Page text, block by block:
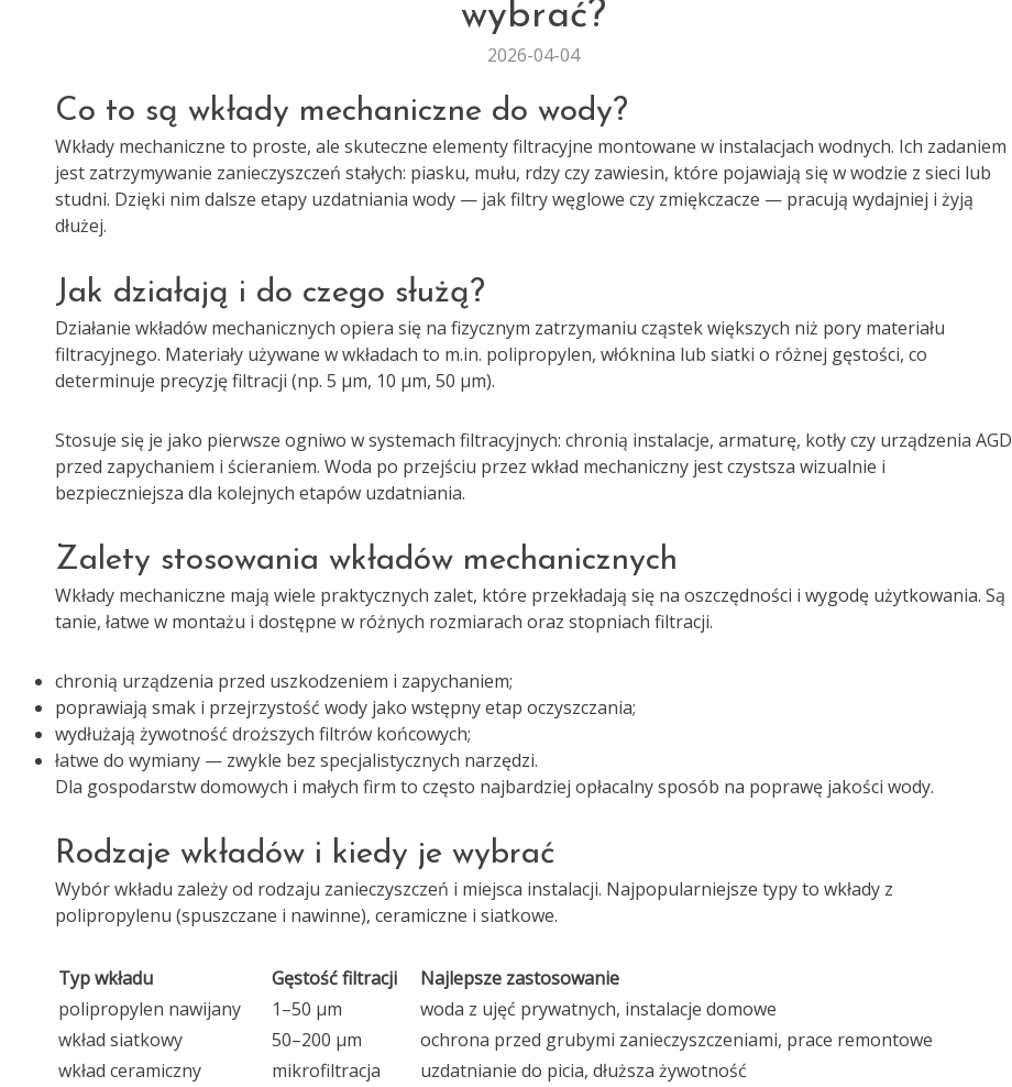
wybrać?
2026-04-04
Co to są wkłady mechaniczne do wody?
Wkłady mechaniczne to proste, ale skuteczne elementy filtracyjne montowane w instalacjach wodnych. Ich zadaniem
jest zatrzymywanie zanieczyszczeń stałych: piasku, mułu, rdzy czy zawiesin, które pojawiają się w wodzie z sieci lub
studni. Dzięki nim dalsze etapy uzdatniania wody — jak filtry węglowe czy zmiękczacze — pracują wydajniej i żyją
dłużej.
Jak działają i do czego służą?
Działanie wkładów mechanicznych opiera się na fizycznym zatrzymaniu cząstek większych niż pory materiału
filtracyjnego. Materiały używane w wkładach to m.in. polipropylen, włóknina lub siatki o różnej gęstości, co
determinuje precyzję filtracji (np. 5 µm, 10 µm, 50 µm).
Stosuje się je jako pierwsze ogniwo w systemach filtracyjnych: chronią instalacje, armaturę, kotły czy urządzenia AGD
przed zapychaniem i ścieraniem. Woda po przejściu przez wkład mechaniczny jest czystsza wizualnie i
bezpieczniejsza dla kolejnych etapów uzdatniania.
Zalety stosowania wkładów mechanicznych
Wkłady mechaniczne mają wiele praktycznych zalet, które przekładają się na oszczędności i wygodę użytkowania. Są
tanie, łatwe w montażu i dostępne w różnych rozmiarach oraz stopniach filtracji.
chronią urządzenia przed uszkodzeniem i zapychaniem;
poprawiają smak i przejrzystość wody jako wstępny etap oczyszczania;
wydłużają żywotność droższych filtrów końcowych;
łatwe do wymiany — zwykle bez specjalistycznych narzędzi.
Dla gospodarstw domowych i małych firm to często najbardziej opłacalny sposób na poprawę jakości wody.
Rodzaje wkładów i kiedy je wybrać
Wybór wkładu zależy od rodzaju zanieczyszczeń i miejsca instalacji. Najpopularniejsze typy to wkłady z
polipropylenu (spuszczane i nawinne), ceramiczne i siatkowe.
Typ wkładu Gęstość filtracji
Najlepsze zastosowanie
polipropylen nawijany
1–50 µm
woda z ujęć prywatnych, instalacje domowe
wkład siatkowy
50–200 µm
ochrona przed grubymi zanieczyszczeniami, prace remontowe
wkład ceramiczny
mikrofiltracja uzdatnianie do picia, dłuższa żywotność